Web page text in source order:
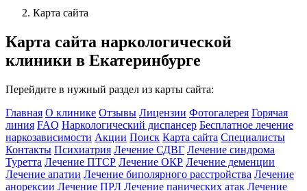
Карта сайта
Карта сайта наркологической
клиники в Екатеринбурге
Перейдите в нужный раздел из карты сайта:
Главная О клинике Отзывы Лицензии Фотогалерея Горячая
линия FAQ Наркологический диспансер Бесплатное лечение
наркозависимости Акции Поиск Карта сайта Специалисты
Контакты Психиатрия Лечение СДВГ Лечение синдрома
Туретта Лечение ПТСР Лечение ОКР Лечение деменции
Лечение апатии Лечение биполярного расстройства Лечение
анорексии Лечение ПРЛ Лечение панических атак Лечение